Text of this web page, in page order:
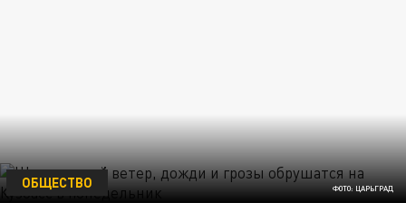
ФОТО: ЦАРЬГРАД
ОБЩЕСТВО